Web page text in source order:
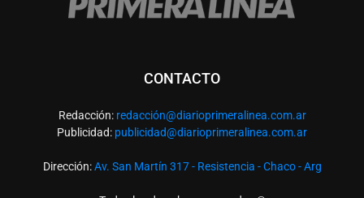
CONTACTO
Redacción: redacción@diarioprimeralinea.com.ar
Publicidad: publicidad@diarioprimeralinea.com.ar
Dirección:Av. San Martín 317 - Resistencia - Chaco - Arg